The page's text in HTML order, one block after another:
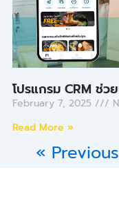
โปรแกรม CRM ช่ว
February 7, 2025
Read More »
« Previous